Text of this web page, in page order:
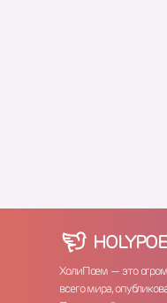
HOLY
ХолиПоем — это
всего мира,